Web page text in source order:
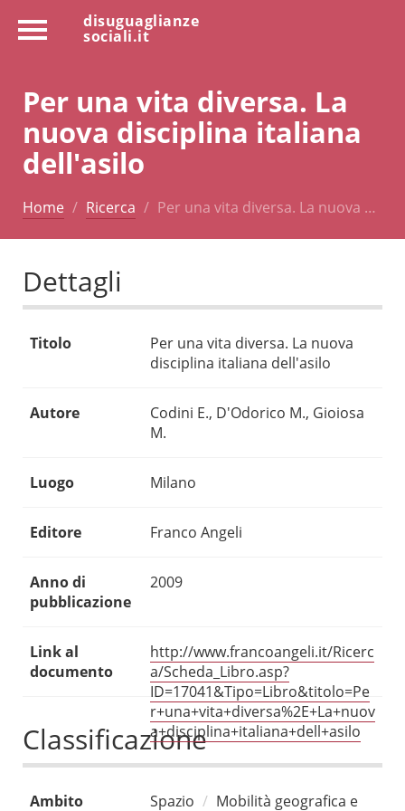
disuguaglianze
sociali.it
Per una vita diversa. La
nuova disciplina italiana
dell'asilo
Home Ricerca Per una vita diversa. La nuova …
Dettagli
Titolo
Per una vita diversa. La nuova
disciplina italiana dell'asilo
Autore
Codini E., D'Odorico M., Gioiosa
M.
Luogo Milano
Editore Franco Angeli
Anno di
pubblicazione
2009
Link al
documento
http://www.francoangeli.it/Ricerc
a/Scheda_Libro.asp?
ID=17041&Tipo=Libro&titolo=Pe
r+una+vita+diversa%2E+La+nuov
a+disciplina+italiana+dell+asilo
Classificazione
Ambito Spazio Mobilità geografica e